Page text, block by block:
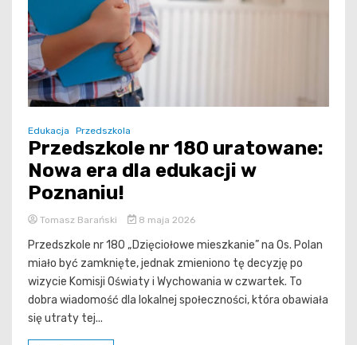
Edukacja Przedszkola
Przedszkole nr 180 uratowane:
Nowa era dla edukacji w
Poznaniu!
Tomasz Barański 8 maja 2026
Przedszkole nr 180 „Dzięciołowe mieszkanie” na Os. Polan
miało być zamknięte, jednak zmieniono tę decyzję po
wizycie Komisji Oświaty i Wychowania w czwartek. To
dobra wiadomość dla lokalnej społeczności, która obawiała
się utraty tej...